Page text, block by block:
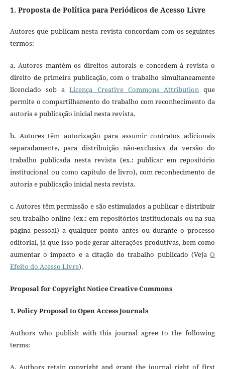
1. Proposta de Política para Periódicos de Acesso Livre
Autores que publicam nesta revista concordam com os seguintes
termos:
a. Autores mantém os direitos autorais e concedem à revista o
direito de primeira publicação, com o trabalho simultaneamente
licenciado sob aLicença Creative Commons Attributionque
permite o compartilhamento do trabalho com reconhecimento da
autoria e publicação inicial nesta revista.
b. Autores têm autorização para assumir contratos adicionais
separadamente, para distribuição não-exclusiva da versão do
trabalho publicada nesta revista (ex.: publicar em repositório
institucional ou como capítulo de livro), com reconhecimento de
autoria e publicação inicial nesta revista.
c. Autores têm permissão e são estimulados a publicar e distribuir
seu trabalho online (ex.: em repositórios institucionais ou na sua
página pessoal) a qualquer ponto antes ou durante o processo
editorial, já que isso pode gerar alterações produtivas, bem como
aumentar o impacto e a citação do trabalho publicado (VejaO
Efeito do Acesso Livre).
Proposal for Copyright Notice Creative Commons
1. Policy Proposal to Open Access Journals
Authors who publish with this journal agree to the following
terms:
A. Authors retain copyright and grant the journal right of first